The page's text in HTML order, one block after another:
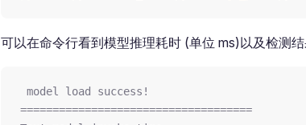
可以在命令行看到模型推理耗时 (单位 ms)以及检测结
model load success!
====================================